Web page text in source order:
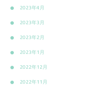
2023年4月
2023年3月
2023年2月
2023年1月
2022年12月
2022年11月